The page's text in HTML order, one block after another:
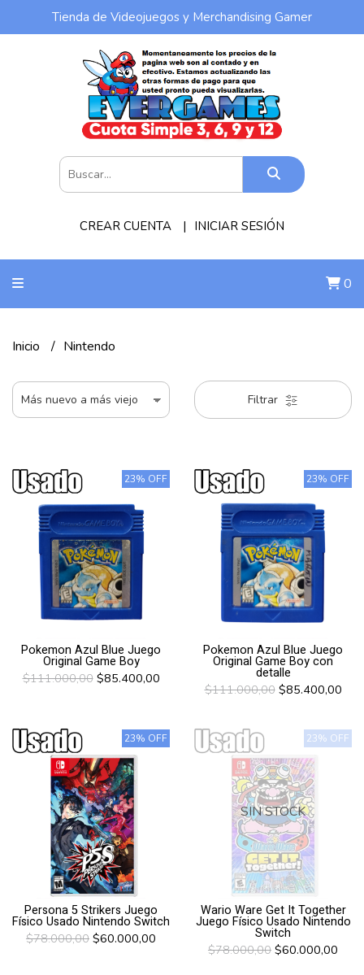
Tienda de Videojuegos y Merchandising Gamer
CREAR CUENTA INICIAR SESIÓN
0
Inicio Nintendo
Filtrar
23% OFF
Pokemon Azul Blue Juego
Original Game Boy
$111.000,00$85.400,00
23% OFF
Pokemon Azul Blue Juego
Original Game Boy con
detalle
$111.000,00$85.400,00
23% OFF
Persona 5 Strikers Juego
Físico Usado Nintendo Switch
$78.000,00 $60.000,00
23% OFF
SIN STOCK
Wario Ware Get It Together
Juego Físico Usado Nintendo
Switch
$78.000,00 $60.000,00